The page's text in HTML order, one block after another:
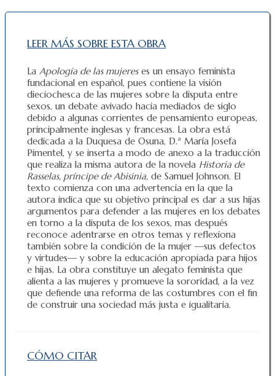
LEER MÁS SOBRE ESTA OBRA
La Apología de las mujereses un ensayo feminista
fundacional en español, pues contiene la visión
dieciochesca de las mujeres sobre la disputa entre
sexos, un debate avivado hacia mediados de siglo
debido a algunas corrientes de pensamiento europeas,
principalmente inglesas y francesas. La obra está
dedicada a la Duquesa de Osuna, D.ª María Josefa
Pimentel, y se inserta a modo de anexo a la traducción
que realiza la misma autora de la novela Historia de
Rasselas, príncipe de Abisinia, de Samuel Johnson. El
texto comienza con una advertencia en la que la
autora indica que su objetivo principal es dar a sus hijas
argumentos para defender a las mujeres en los debates
en torno a la disputa de los sexos, mas después
reconoce adentrarse en otros temas y reflexiona
también sobre la condición de la mujer —sus defectos
y virtudes— y sobre la educación apropiada para hijos
e hijas. La obra constituye un alegato feminista que
alienta a las mujeres y promueve la sororidad, a la vez
que defiende una reforma de las costumbres con el fin
de construir una sociedad más justa e igualitaria.
CÓMO CITAR